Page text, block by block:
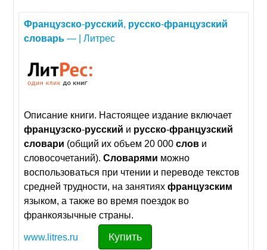
Французско-русский, русско-французский
словарь — | Литрес
Описание книги. Настоящее издание включает
французско-русский и русско-французский
словари (общий их объем 20 000слов и
словосочетаний).Словарями можно
воспользоваться при чтении и переводе текстов
средней трудности, на занятияхфранцузским
языком, а также во время поездок во
франкоязычные страны.
www.litres.ru Купить